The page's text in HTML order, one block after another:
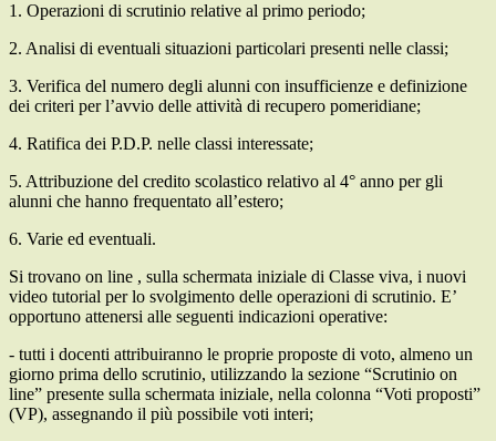
1. Operazioni di scrutinio relative al primo periodo;
2. Analisi di eventuali situazioni particolari presenti nelle classi;
3. Verifica del numero degli alunni con insufficienze e definizione
dei criteri per l’avvio delle attività di recupero pomeridiane;
4. Ratifica dei P.D.P. nelle classi interessate;
5. Attribuzione del credito scolastico relativo al 4° anno per gli
alunni che hanno frequentato all’estero;
6. Varie ed eventuali.
Si trovano on line , sulla schermata iniziale di Classe viva, i nuovi
video tutorial per lo svolgimento delle operazioni di scrutinio. E’
opportuno attenersi alle seguenti indicazioni operative:
- tutti i docenti attribuiranno le proprie proposte di voto, almeno un
giorno prima dello scrutinio, utilizzando la sezione “Scrutinio on
line” presente sulla schermata iniziale, nella colonna “Voti proposti”
(VP), assegnando il più possibile voti interi;